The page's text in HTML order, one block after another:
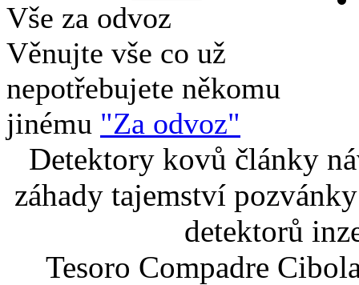
Vše za odvoz
Věnujte vše co už
nepotřebujete někomu
jinému "Za odvoz"
Detektory kovů články
záhady tajemství
detektorů
Tesoro Compadre